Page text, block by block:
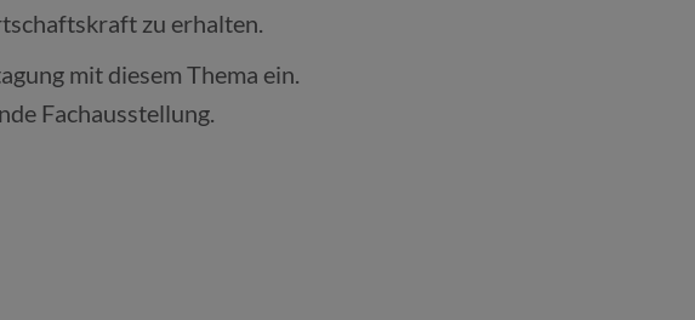
zu erhalten.
mit diesem Thema ein.
Fachausstellung.